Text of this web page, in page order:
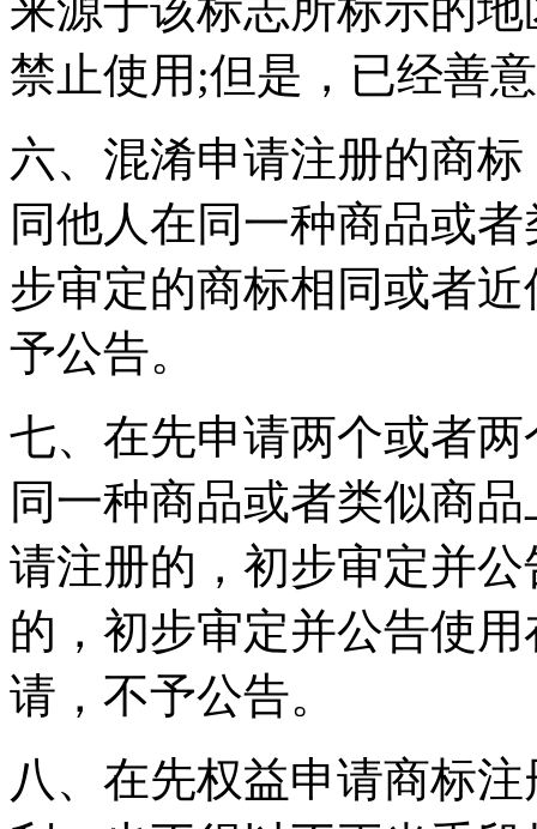
禁止使用;但是，已经善
六、混淆申请注册的商
同他人在同一种商品或
步审定的商标相同或者
予公告。
七、在先申请两个或者
同一种商品或者类似商
请注册的，初步审定并
的，初步审定并公告使
请，不予公告。
八、在先权益申请商标